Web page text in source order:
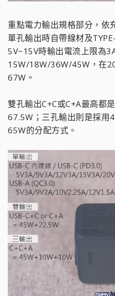
重點電力輸出規格部分，依
單孔輸出時自帶線材及
5V~15V時輸出電流上限為
15W/18W/36W/45W，在
67W。
雙孔輸出C+C或C+A最高都
67.5W；三孔輸出則是採用
65W的分配方式。